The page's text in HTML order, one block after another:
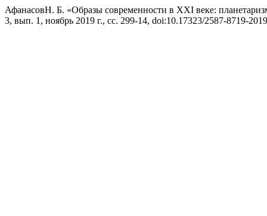
АфанасовН. Б. «Образы современности в XXI веке:
3, вып. 1, ноябрь 2019 г., сс. 299-14, doi:10.17323/2587-8719-